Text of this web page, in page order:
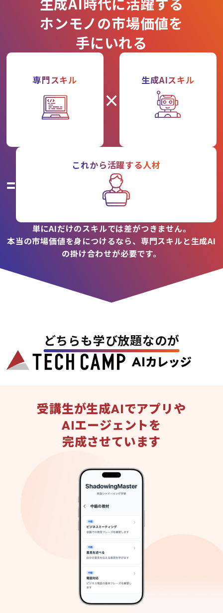
ホンモノの市場価値を
手にいれる
専門スキル
×
生成AIスキル
=
これから活躍する人材
単にAIだけのスキルでは差がつきません。
本当の市場価値を身につけるなら、専門スキルと生成AI
の掛け合わせが必要です。
どちらも学び放題なのが
受講生が生成AIでアプリや
AIエージェントを
完成させています